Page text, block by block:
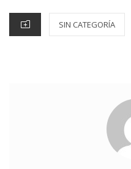
SIN CATEGORÍA